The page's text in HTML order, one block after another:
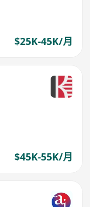
$25K-45K/月
$45K-55K/月